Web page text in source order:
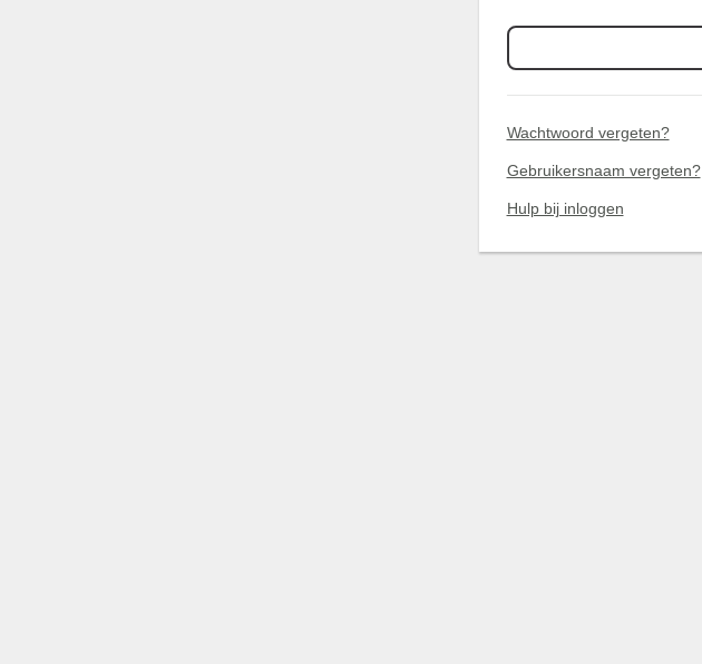
Wachtwoord vergeten?
Gebruikersnaam vergeten?
Hulp bij inloggen